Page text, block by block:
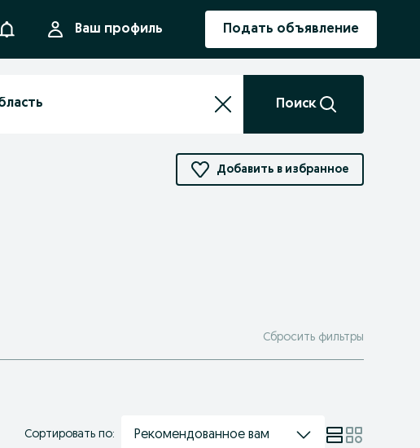
УведомленияВаш профиль Подать объявление
Поиск
Добавить в избранное
Сбросить фильтры
Сортировать по: Рекомендованное вам